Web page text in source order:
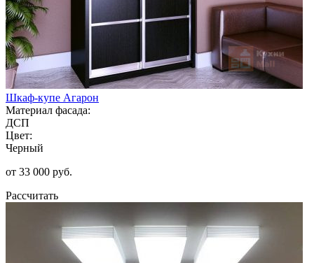
Шкаф-купе Агарон
Материал фасада:
ДСП
Цвет:
Черный
от 33 000 руб.
Рассчитать